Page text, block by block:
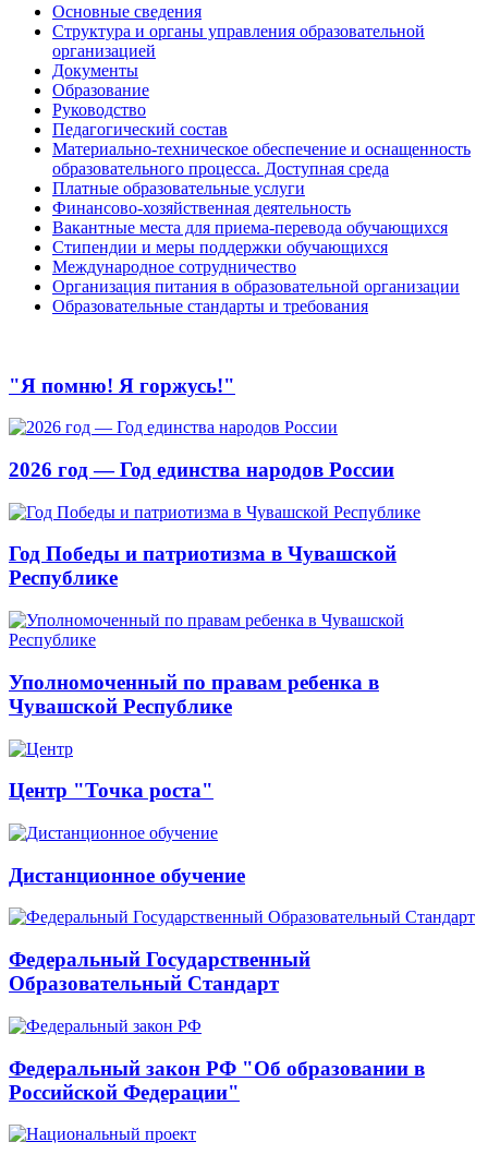
Основные сведения
Структура и органы управления образовательной
организацией
Документы
Образование
Руководство
Педагогический состав
Материально-техническое обеспечение и оснащенность
образовательного процесса. Доступная среда
Платные образовательные услуги
Финансово-хозяйственная деятельность
Вакантные места для приема-перевода обучающихся
Стипендии и меры поддержки обучающихся
Международное сотрудничество
Организация питания в образовательной организации
Образовательные стандарты и требования
"Я помню! Я горжусь!"
2026 год — Год единства народов России
Год Победы и патриотизма в Чувашской
Республике
Уполномоченный по правам ребенка в
Чувашской Республике
Центр "Точка роста"
Дистанционное обучение
Федеральный Государственный
Образовательный Стандарт
Федеральный закон РФ "Об образовании в
Российской Федерации"